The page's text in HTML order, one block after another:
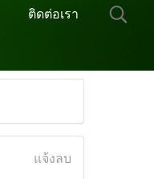
ติดต่อเรา
แจ้งลบ